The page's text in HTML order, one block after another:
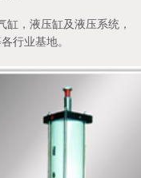
，液压缸及液压系统，
行业基地。